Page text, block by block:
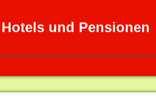
und Pensionen